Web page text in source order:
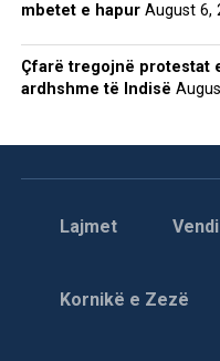
mbetet e hapur August 6,
Çfarë tregojnë protestat
ardhshme të Indisë
Lajmet Vendi
Kornikë e Zezë